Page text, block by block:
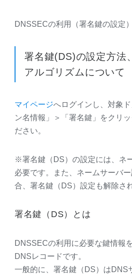
DNSSECの利用（署名鍵の設定
署名鍵(DS)の設定方法
アルゴリズムについて
マイページへログインし、対象
ン名情報」＞「署名鍵」をクリ
ださい。
※署名鍵（DS）の設定には、ネ
必要です。また、ネームサーバ
合、署名鍵（DS）設定も解除さ
署名鍵（DS）とは
DNSSECの利用に必要な鍵情報
DNSレコードです。
一般的に、署名鍵（DS）はDNS